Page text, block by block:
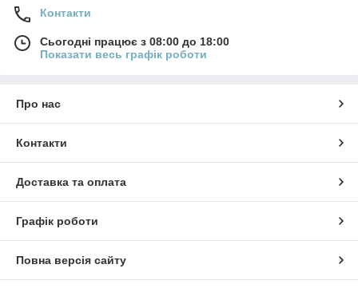
Контакти
Сьогодні працює з 08:00 до 18:00
Показати весь графік роботи
Про нас
Контакти
Доставка та оплата
Графік роботи
Повна версія сайту